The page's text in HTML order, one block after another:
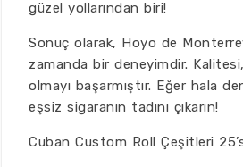
güzel yollarından biri!
Sonuç olarak, Hoyo de
zamanda bir deneyimdir.
olmayı başarmıştır. Eğer hala
eşsiz sigaranın tadını çıkarın!
Cuban Custom Roll Çeşitleri